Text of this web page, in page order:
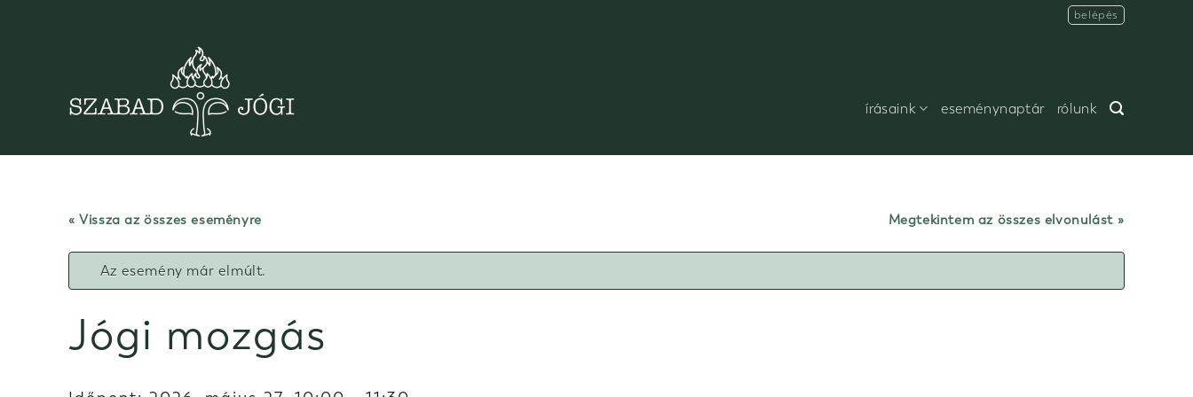
belépés
írásaink eseménynaptár rólunk
« Vissza az összes eseményre Megtekintem az összes elvonulást
Az esemény már elmúlt.
Jógi mozgás